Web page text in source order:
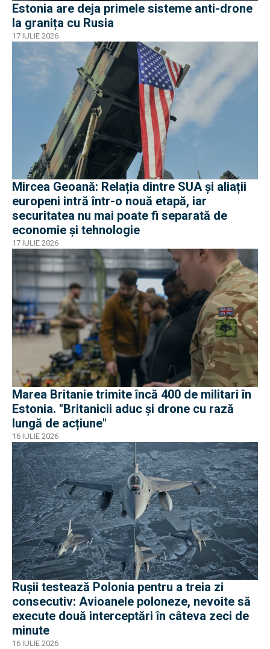
Estonia are deja primele sisteme anti-drone
la granița cu Rusia
17 IULIE 2026
Mircea Geoană: Relația dintre SUA și aliații
europeni intră într-o nouă etapă, iar
securitatea nu mai poate fi separată de
economie și tehnologie
17 IULIE 2026
Marea Britanie trimite încă 400 de militari în
Estonia. "Britanicii aduc și drone cu rază
lungă de acțiune"
16 IULIE 2026
Rușii testează Polonia pentru a treia zi
consecutiv: Avioanele poloneze, nevoite să
execute două interceptări în câteva zeci de
minute
16 IULIE 2026